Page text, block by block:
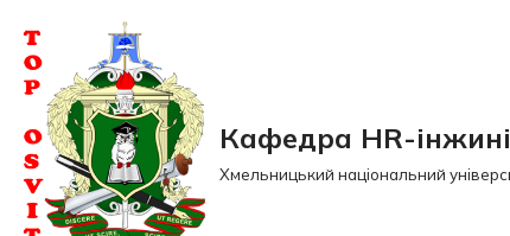
Перейти
до
вмісту
Кафедра HR-
Хмельницький національний